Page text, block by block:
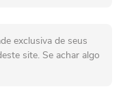
exclusiva de seus
site. Se achar algo